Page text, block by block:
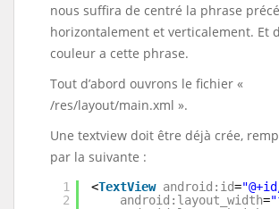
nous suffira de centré la phrase
horizontalement et verticalement. Et
couleur a cette phrase.
Tout d’abord ouvrons le fichier «
/res/layout/main.xml ».
Une textview doit être déjà crée,
par la suivante :
1
2
<TextView android:id=
android:layout_width=